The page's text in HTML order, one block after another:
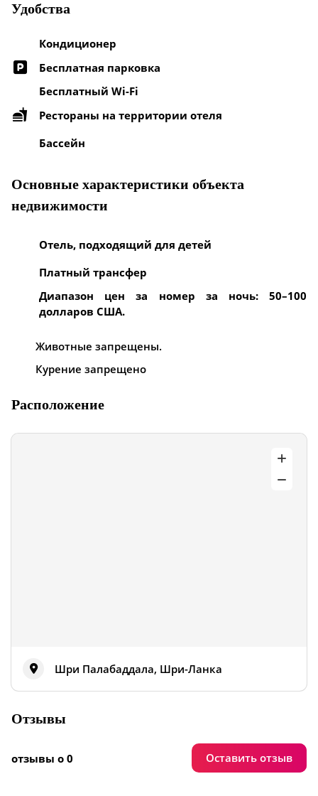
Удобства
Кондиционер
Бесплатная парковка
Бесплатный Wi-Fi
Рестораны на территории отеля
Бассейн
Основные характеристики объекта
недвижимости
Отель, подходящий для детей
Платный трансфер
Диапазон цен за номер за ночь: 50–100
долларов США.
Животные запрещены.
Курение запрещено
Расположение
Шри Палабаддала, Шри-Ланка
Отзывы
отзывы о 0 Оставить отзыв